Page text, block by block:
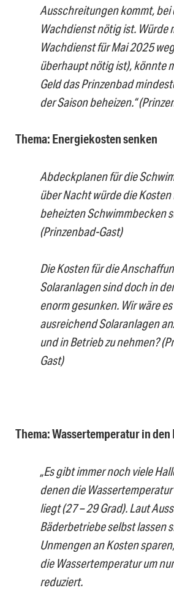
Ausschreitungen kommt, bei
Wachdienst nötig ist. Würde
Wachdienst für Mai 2025
überhaupt nötig ist), könnte
Geld das Prinzenbad
der Saison beheizen.“ (
Thema: Energiekosten senken
Abdeckplanen für die
über Nacht würde die Kosten
beheizten Schwimmbecken
(Prinzenbad-Gast)
Die Kosten für die
Solaranlagen sind doch in
enorm gesunken. Wir wäre
ausreichend Solaranlagen
und in Betrieb zu nehmen?
Gast)
Thema: Wassertemperatur in
„Es gibt immer noch viele
denen die
liegt (27 – 29 Grad). Laut
Bäderbetriebe selbst lassen
Unmengen an Kosten
die Wassertemperatur um
reduziert.